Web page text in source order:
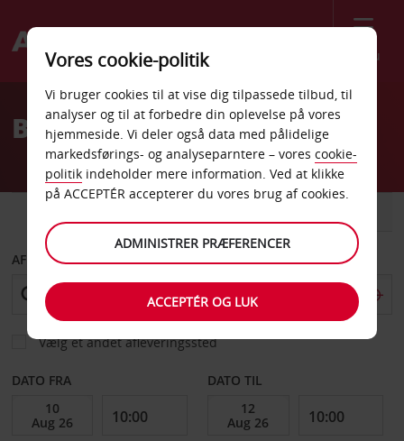
Menu
Welcome
AvisBilleje Kokomo
AFHENT FRA
Vælg et andet afleveringssted
DATO FRA DATO TIL
Vores cookie-politik
Vi bruger cookies til at vise dig tilpassede tilbud, til
analyser og til at forbedre din oplevelse på vores
hjemmeside. Vi deler også data med pålidelige
markedsførings- og analyseparntere – vores cookie-
politik indeholder mere information. Ved at klikke
på ACCEPTÉR accepterer du vores brug af cookies.
ADMINISTRER PRÆFERENCER
ACCEPTÉR OG LUK